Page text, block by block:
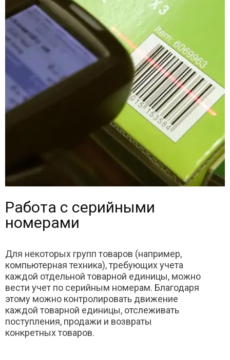
Работа с серийными
номерами
Для некоторых групп товаров (например,
компьютерная техника), требующих учета
каждой отдельной товарной единицы, можно
вести учет по серийным номерам. Благодаря
этому можно контролировать движение
каждой товарной единицы, отслеживать
поступления, продажи и возвраты
конкретных товаров.